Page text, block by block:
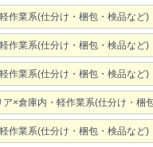
作業系(仕分け・梱包・検品など)
作業系(仕分け・梱包・検品など)
作業系(仕分け・梱包・検品など)
ア×倉庫内・軽作業系(仕分け・梱
作業系(仕分け・梱包・検品など)